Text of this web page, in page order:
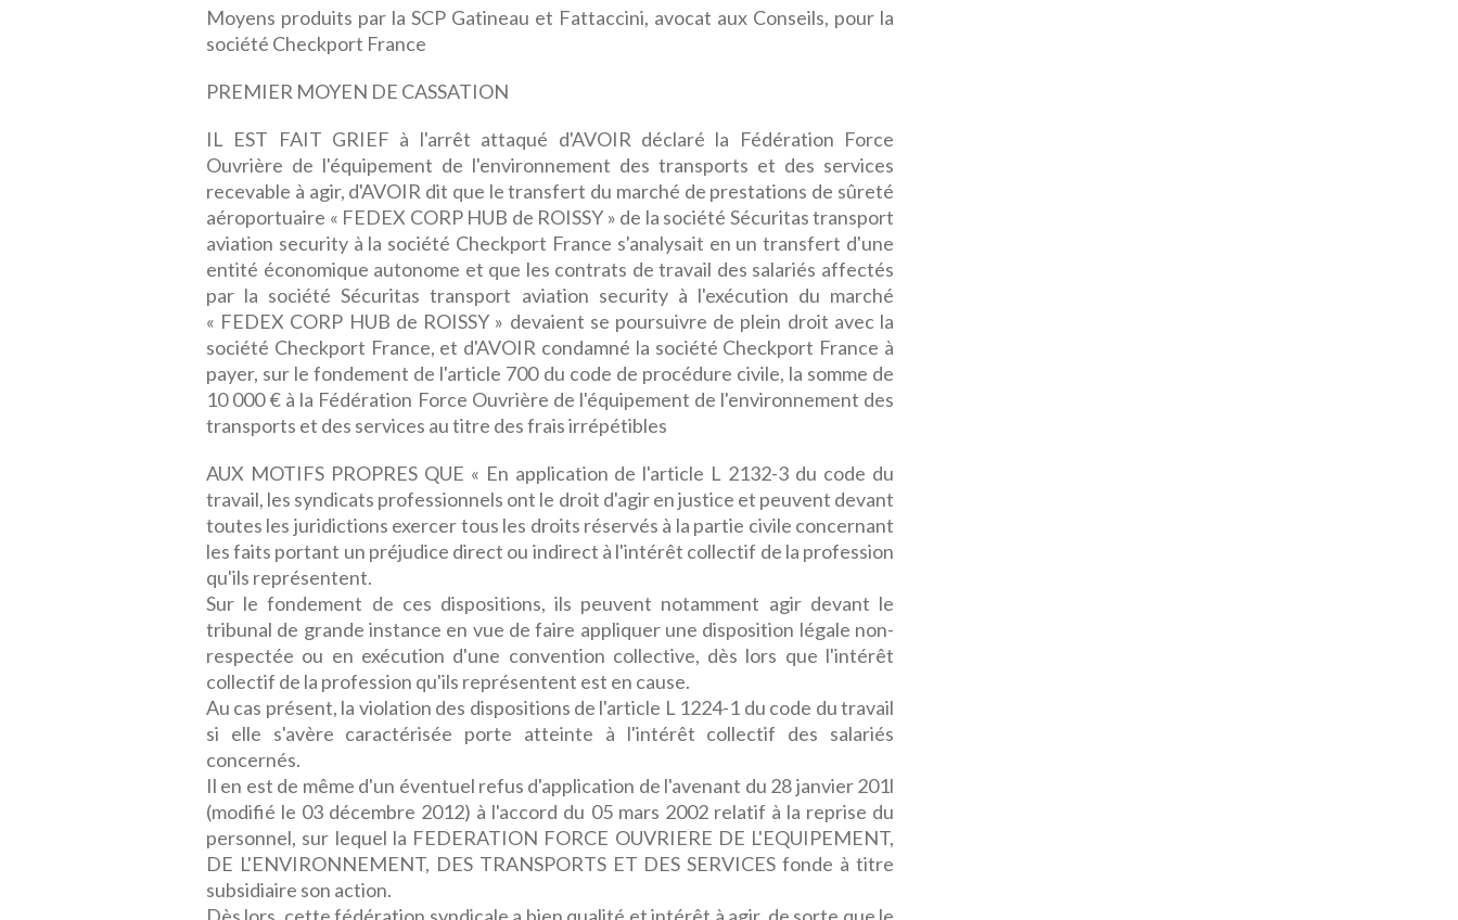
Moyens produits par la SCP Gatineau et Fattaccini, avocat aux Conseils, pour la
société Checkport France
PREMIER MOYEN DE CASSATION
IL EST FAIT GRIEF à l'arrêt attaqué d'AVOIR déclaré la Fédération Force
Ouvrière de l'équipement de l'environnement des transports et des services
recevable à agir, d'AVOIR dit que le transfert du marché de prestations de sûreté
aéroportuaire « FEDEX CORP HUB de ROISSY » de la société Sécuritas transport
aviation security à la société Checkport France s'analysait en un transfert d'une
entité économique autonome et que les contrats de travail des salariés affectés
par la société Sécuritas transport aviation security à l'exécution du marché
« FEDEX CORP HUB de ROISSY » devaient se poursuivre de plein droit avec la
société Checkport France, et d'AVOIR condamné la société Checkport France à
payer, sur le fondement de l'article 700 du code de procédure civile, la somme de
10 000 € à la Fédération Force Ouvrière de l'équipement de l'environnement des
transports et des services au titre des frais irrépétibles
AUX MOTIFS PROPRES QUE « En application de l'article L 2132-3 du code du
travail, les syndicats professionnels ont le droit d'agir en justice et peuvent devant
toutes les juridictions exercer tous les droits réservés à la partie civile concernant
les faits portant un préjudice direct ou indirect à l'intérêt collectif de la profession
qu'ils représentent.
Sur le fondement de ces dispositions, ils peuvent notamment agir devant le
tribunal de grande instance en vue de faire appliquer une disposition légale non-
respectée ou en exécution d'une convention collective, dès lors que l'intérêt
collectif de la profession qu'ils représentent est en cause.
Au cas présent, la violation des dispositions de l'article L 1224-1 du code du travail
si elle s'avère caractérisée porte atteinte à l'intérêt collectif des salariés
concernés.
Il en est de même d'un éventuel refus d'application de l'avenant du 28 janvier 201l
(modifié le 03 décembre 2012) à l'accord du 05 mars 2002 relatif à la reprise du
personnel, sur lequel la FEDERATION FORCE OUVRIERE DE L'EQUIPEMENT,
DE L'ENVIRONNEMENT, DES TRANSPORTS ET DES SERVICES fonde à titre
subsidiaire son action.